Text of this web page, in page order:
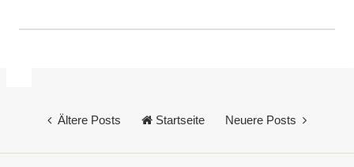
a
Ältere Posts Startseite Neuere Posts